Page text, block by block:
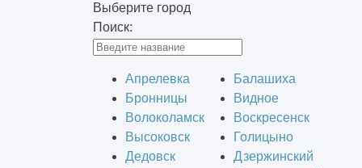
Выберите город
Поиск:
Апрелевка
Балашиха
Бронницы
Видное
Волоколамск
Воскресенск
Высоковск
Голицыно
Дедовск
Дзержинский